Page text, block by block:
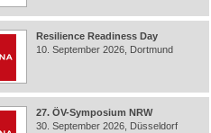
Resilience Readiness Day
10. September 2026, Dortmund
27. ÖV-Symposium NRW
30. September 2026, Düsseldorf